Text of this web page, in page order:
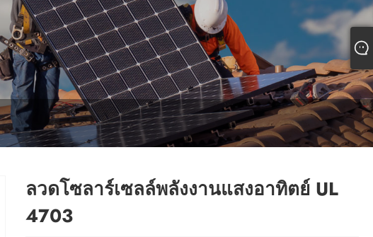
ลวดโซลาร์เซลล์พลังงานแสงอาทิตย์ UL
4703